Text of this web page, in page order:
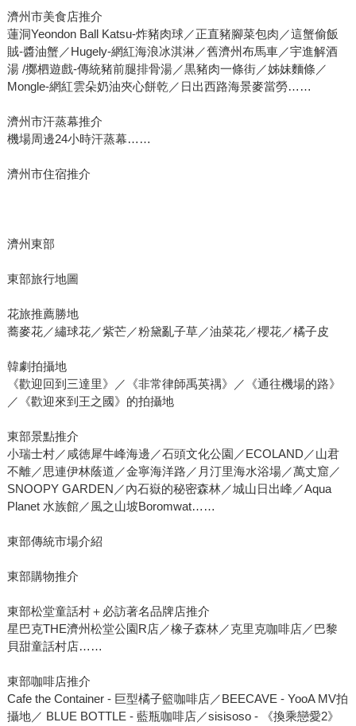
濟州市美食店推介
蓮洞Yeondon Ball Katsu-炸豬肉球／正直豬腳菜包肉／這蟹偷飯
賊-醬油蟹／Hugely-網紅海浪冰淇淋／舊濟州布馬車／宇進解酒
湯 /擲柶遊戲-傳統豬前腿排骨湯／黒豬肉一條街／姊妹麵條／
Mongle-網紅雲朵奶油夾心餅乾／日出西路海景麥當勞……
濟州市汗蒸幕推介
機場周邊24小時汗蒸幕……
濟州市住宿推介
濟州東部
東部旅行地圖
花旅推薦勝地
蕎麥花／繡球花／紫芒／粉黛亂子草／油菜花／櫻花／橘子皮
韓劇拍攝地
《歡迎回到三達里》／《非常律師禹英禑》／《通往機場的路》
／《歡迎來到王之國》的拍攝地
東部景點推介
小瑞士村／咸徳犀牛峰海邊／石頭文化公園／ECOLAND／山君
不離／思連伊林蔭道／金寧海洋路／月汀里海水浴場／萬丈窟／
SNOOPY GARDEN／內石嶽的秘密森林／城山日出峰／Aqua
Planet 水族館／風之山坡Boromwat……
東部傳統市場介紹
東部購物推介
東部松堂童話村＋必訪著名品牌店推介
星巴克THE濟州松堂公園R店／橡子森林／克里克咖啡店／巴黎
貝甜童話村店……
東部咖啡店推介
Cafe the Container - 巨型橘子籃咖啡店／BEECAVE - YooA MV拍
攝地／ BLUE BOTTLE - 藍瓶咖啡店／sisisoso - 《換乘戀愛2》